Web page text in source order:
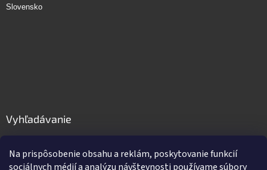
Na prispôsobenie obsahu a reklám, poskytovanie funkcií
sociálnych médií a analýzu návštevnosti používame súbory
Slovensko
Vyhľadávanie
HĽADAŤ